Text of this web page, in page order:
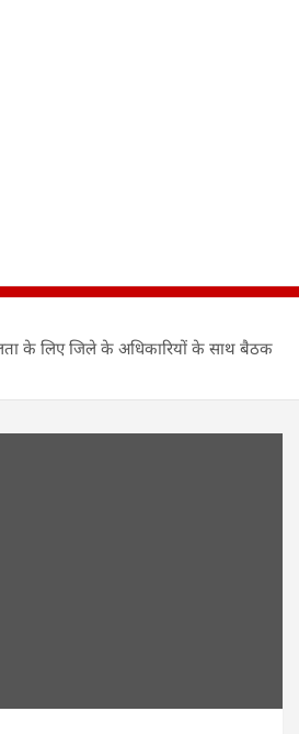
के लिए जिले के अधिकारियों के साथ बैठक